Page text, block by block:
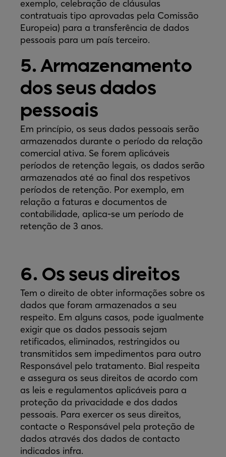
exemplo, celebração de cláusulas
contratuais tipo aprovadas pela Comissão
Europeia) para a transferência de dados
pessoais para um país terceiro.
5. Armazenamento
dos seus dados
pessoais
Em princípio, os seus dados pessoais serão
armazenados durante o período da relação
comercial ativa. Se forem aplicáveis
períodos de retenção legais, os dados serão
armazenados até ao final dos respetivos
períodos de retenção. Por exemplo, em
relação a faturas e documentos de
contabilidade, aplica-se um período de
retenção de 3 anos.
6. Os seus direitos
Tem o direito de obter informações sobre os
dados que foram armazenados a seu
respeito. Em alguns casos, pode igualmente
exigir que os dados pessoais sejam
retificados, eliminados, restringidos ou
transmitidos sem impedimentos para outro
Responsável pelo tratamento. Bial respeita
e assegura os seus direitos de acordo com
as leis e regulamentos aplicáveis para a
proteção da privacidade e dos dados
pessoais. Para exercer os seus direitos,
contacte o Responsável pela proteção de
dados através dos dados de contacto
indicados infra.